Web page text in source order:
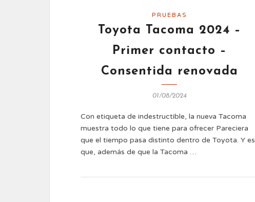
PRUEBAS
Toyota Tacoma 2024 –
Primer contacto –
Consentida renovada
01/08/2024
Con etiqueta de indestructible, la nueva Tacoma
muestra todo lo que tiene para ofrecer Pareciera
que el tiempo pasa distinto dentro de Toyota. Y es
que, además de que la Tacoma …